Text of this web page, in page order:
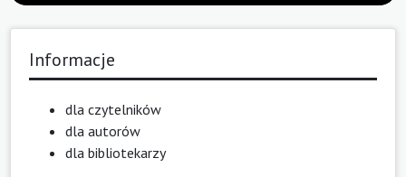
Informacje
dla czytelników
dla autorów
dla bibliotekarzy